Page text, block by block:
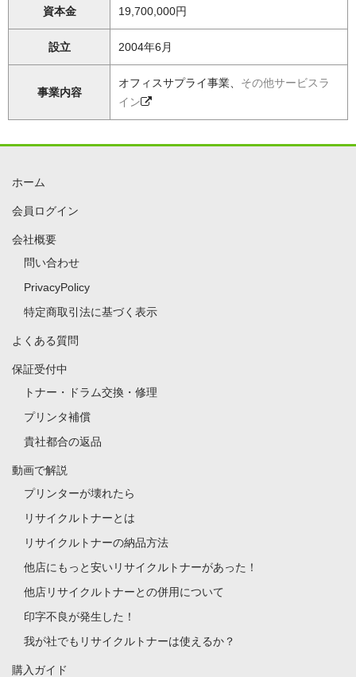
資本金 19,700,000円
設立 2004年6月
事業内容
オフィスサプライ事業、 その他サービスラ
イン
ホーム
会員ログイン
会社概要
問い合わせ
PrivacyPolicy
特定商取引法に基づく表示
よくある質問
保証受付中
トナー・ドラム交換・修理
プリンタ補償
貴社都合の返品
動画で解説
プリンターが壊れたら
リサイクルトナーとは
リサイクルトナーの納品方法
他店にもっと安いリサイクルトナーがあった！
他店リサイクルトナーとの併用について
印字不良が発生した！
我が社でもリサイクルトナーは使えるか？
購入ガイド